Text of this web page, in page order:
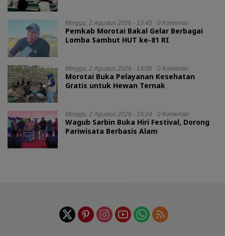
Minggu, 2 Agustus 2026 - 13:45 0 Komentar
Pemkab Morotai Bakal Gelar Berbagai
Lomba Sambut HUT ke-81 RI
Minggu, 2 Agustus 2026 - 14:06 0 Komentar
Morotai Buka Pelayanan Kesehatan
Gratis untuk Hewan Ternak
Minggu, 2 Agustus 2026 - 19:24 0 Komentar
Wagub Sarbin Buka Hiri Festival, Dorong
Pariwisata Berbasis Alam